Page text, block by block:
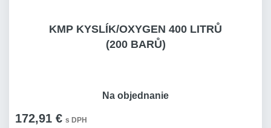
KMP KYSLÍK/OXYGEN 400 LITRŮ
(200 BARŮ)
172,91 € s DPH
Na objednanie